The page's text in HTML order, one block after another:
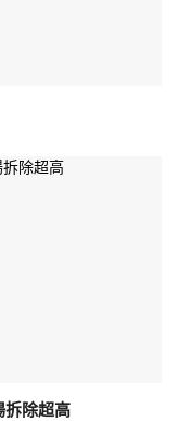
拆除超高